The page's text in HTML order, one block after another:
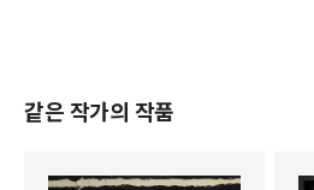
같은 작가의 작품